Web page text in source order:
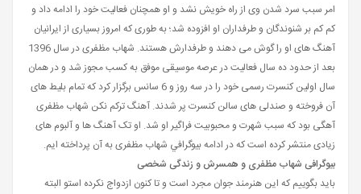
امر سبب سرد شدن وی از راه خویش نشد و او همچنان فعالیت خود را ادامه داد و
کم کم بر شنوندگان و طرفداران او افزوده شد؛ به طوری که امروز بسیاری از ایرانیان
آهنگ های او را گوش می دهند و طرفدارش هستند. شهاب مظفری در سال 1396
بعد از حدود ده سال فعالیت در عرصه موسیقی موفق به کسب مجوز شد و در همان
سال اولین کنسرت رسمی خود را در سه روز و 6 سانس برگزار کرد که تمام بلیط های
آن فروخته و صندلی های سالن کنسرت پر شدند. آهنگ ترکم نکن شهاب مظفری
آهگی بود که سبب شهرت و محبوبیت فراگیر او شد. او تک آهنگ ها و آلبوم های
زیادی منتشر کرده است که در ادامه بیوگرافي شهاب مظفری به آن پرداخته ایم.
بیوگرافی شهاب مظفری و همسرش و زندگی شخصی
باید بگوییم که این هنرمند جوان مجرد است و تا کنون ازدواج نکرده استو البته